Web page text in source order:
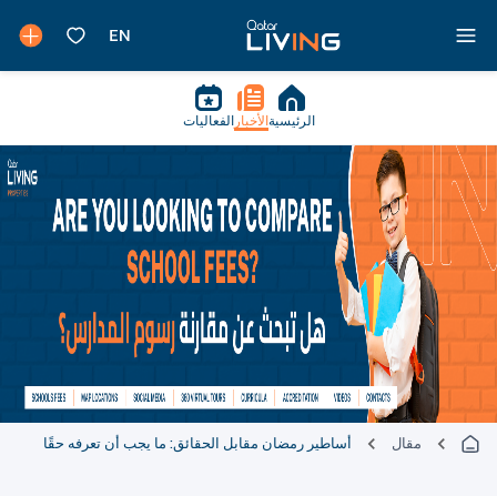
الرئيسية الأخبار الفعاليات
مقال أساطير رمضان مقابل الحقائق: ما يجب أن تعرفه حقًا